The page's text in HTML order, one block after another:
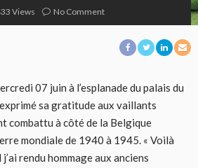
Views No Comment
07 juin à l’esplanade du palais du
sa gratitude aux vaillants
combattu à côté de la Belgique
mondiale de 1940 à 1945. « Voilà
rendu hommage aux anciens